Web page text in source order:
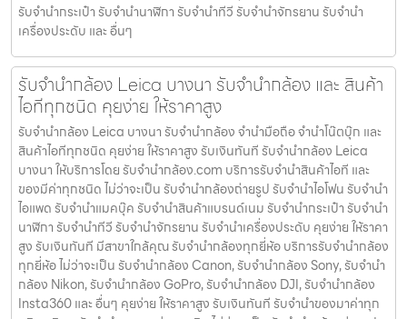
รับจํานํากระเป๋า รับจํานํานาฬิกา รับจํานําทีวี รับจํานําจักรยาน รับจํานํา
เครื่องประดับ และ อื่นๆ
รับจำนำกล้อง Leica บางนา รับจํานํากล้อง และ สินค้า
ไอทีทุกชนิด คุยง่าย ให้ราคาสูง
รับจำนำกล้อง Leica บางนา รับจํานํากล้อง จำนำมือถือ จำนำโน๊ตบุ๊ก และ
สินค้าไอทีทุกชนิด คุยง่าย ให้ราคาสูง รับเงินทันที รับจำนำกล้อง Leica
บางนา ให้บริการโดย รับจํานํากล้อง.com บริการรับจํานําสินค้าไอที และ
ของมีค่าทุกชนิด ไม่ว่าจะเป็น รับจํานํากล้องถ่ายรูป รับจํานําไอโฟน รับจํานํา
ไอแพด รับจํานําแมคบุ๊ค รับจํานําสินค้าแบรนด์เนม รับจํานํากระเป๋า รับจํานํา
นาฬิกา รับจํานําทีวี รับจํานําจักรยาน รับจํานําเครื่องประดับ คุยง่าย ให้ราคา
สูง รับเงินทันที มีสาขาใกล้คุณ รับจำนำกล้องทุกยี่ห้อ บริการรับจำนำกล้อง
ทุกยี่ห้อ ไม่ว่าจะเป็น รับจำนำกล้อง Canon, รับจำนำกล้อง Sony, รับจำนำ
กล้อง Nikon, รับจำนำกล้อง GoPro, รับจำนำกล้อง DJI, รับจำนำกล้อง
Insta360 และ อื่นๆ คุยง่าย ให้ราคาสูง รับเงินทันที รับจำนำของมาค่าทุก